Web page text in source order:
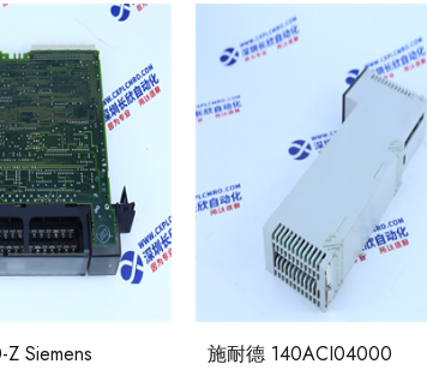
6SE7015-0EP50-Z Siemens 施耐德 140ACI04000